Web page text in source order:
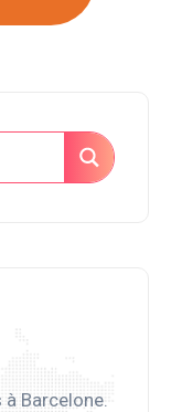
Barcelone.